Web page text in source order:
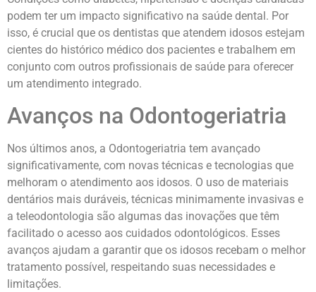
podem ter um impacto significativo na saúde dental. Por
isso, é crucial que os dentistas que atendem idosos estejam
cientes do histórico médico dos pacientes e trabalhem em
conjunto com outros profissionais de saúde para oferecer
um atendimento integrado.
Avanços na Odontogeriatria
Nos últimos anos, a Odontogeriatria tem avançado
significativamente, com novas técnicas e tecnologias que
melhoram o atendimento aos idosos. O uso de materiais
dentários mais duráveis, técnicas minimamente invasivas e
a teleodontologia são algumas das inovações que têm
facilitado o acesso aos cuidados odontológicos. Esses
avanços ajudam a garantir que os idosos recebam o melhor
tratamento possível, respeitando suas necessidades e
limitações.